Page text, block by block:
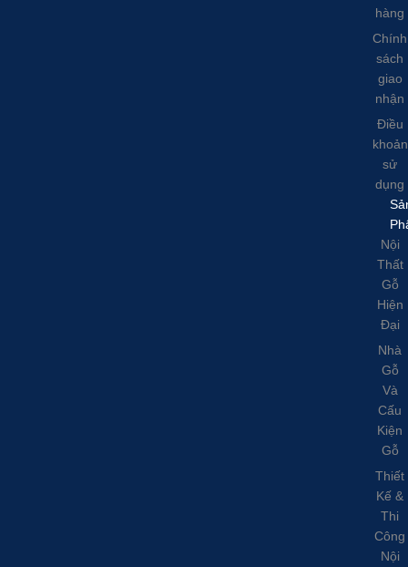
hàng
Chính
sách
giao
nhận
Điều
khoản
sử
dụng
Nội
Thất
Gỗ
Hiện
Đại
Nhà
Gỗ
Và
Cấu
Kiện
Gỗ
Thiết
Kế &
Thi
Công
Nội